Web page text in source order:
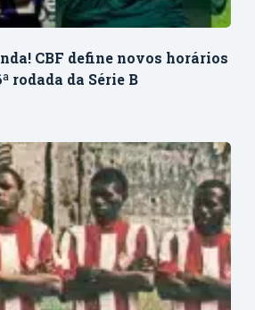
CBF define novos horários
rodada da Série B